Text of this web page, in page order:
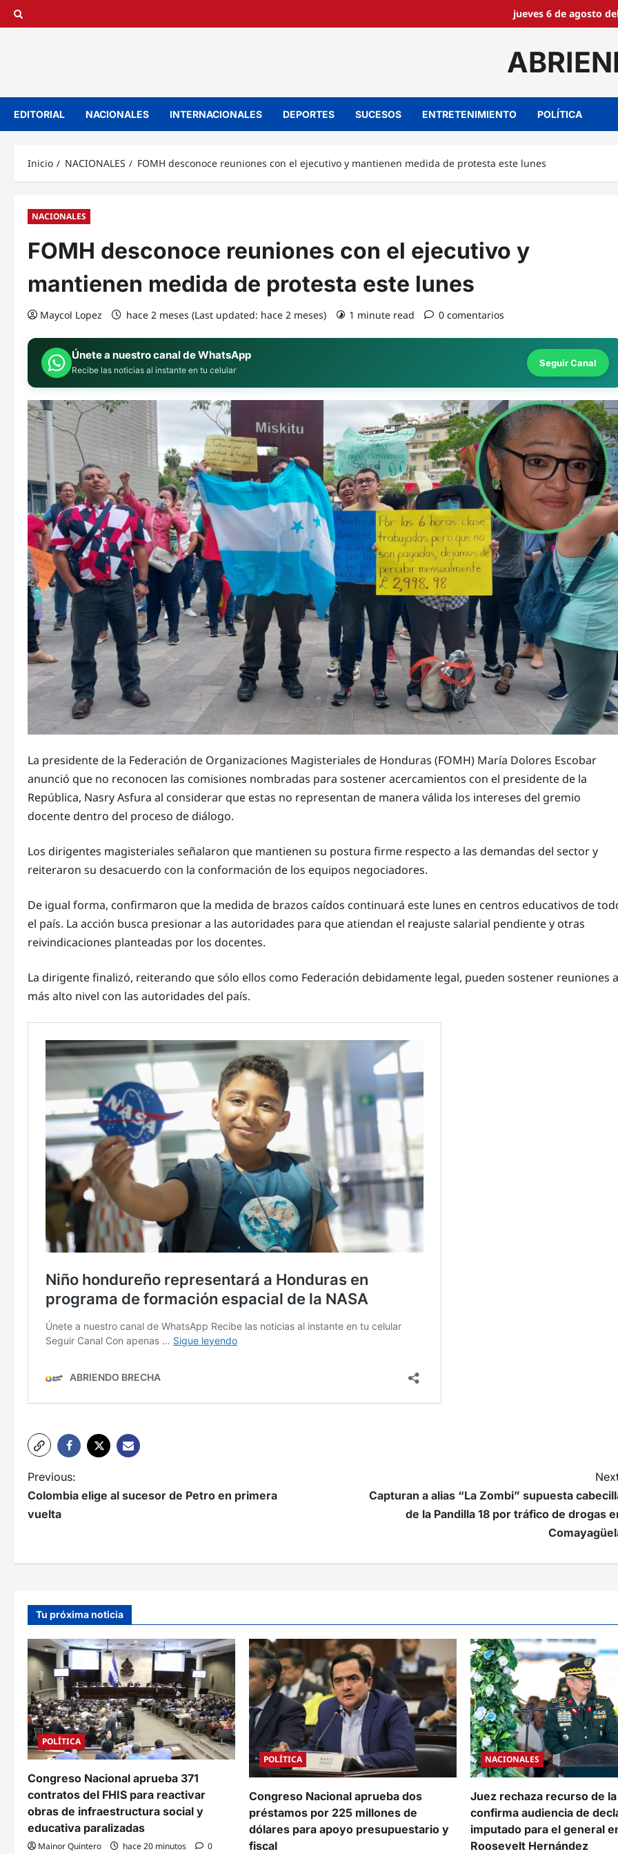
Saltar
jueves 6 de agosto
EDITORIAL NACIONALES INTERNACIONALES DEPORTES SUCESOS ENTRETENIMIENTO POLÍTICA
Inicio NACIONALES FOMH desconoce reuniones con el ejecutivo y mantienen medida de protesta este lunes
NACIONALES
FOMH desconoce reuniones con el ejecutivo y
mantienen medida de protesta este lunes
Maycol Lopez hace 2 meses (Last updated: hace 2 meses) 1 minute read 0 comentarios
Únete a nuestro canal de WhatsApp
Recibe las noticias al instante en tu celular
Seguir Canal
La presidente de la Federación de Organizaciones Magisteriales de Honduras (FOMH) María Dolores Escobar
anunció que no reconocen las comisiones nombradas para sostener acercamientos con el presidente de la
República, Nasry Asfura al considerar que estas no representan de manera válida los intereses del gremio
docente dentro del proceso de diálogo.
Los dirigentes magisteriales señalaron que mantienen su postura firme respecto a las demandas del sector y
reiteraron su desacuerdo con la conformación de los equipos negociadores.
De igual forma, confirmaron que la medida de brazos caídos continuará este lunes en centros educativos de
el país. La acción busca presionar a las autoridades para que atiendan el reajuste salarial pendiente y otras
reivindicaciones planteadas por los docentes.
La dirigente finalizó, reiterando que sólo ellos como Federación debidamente legal, pueden sostener reuniones
más alto nivel con las autoridades del país.
N
a
a
c
i
ó
n
d
e
e
n
t
Previous:
Colombia elige al sucesor de Petro en primera
vuelta
Capturan a alias “La Zombi” supuesta
de la Pandilla 18 por tráfico de drogas
Tu próxima noticia
POLÍTICA
Congreso Nacional aprueba 371
contratos del FHIS para reactivar
obras de infraestructura social y
educativa paralizadas
Mainor Quintero hace 20 minutos 0
POLÍTICA
Congreso Nacional aprueba dos
préstamos por 225 millones de
dólares para apoyo presupuestario y
fiscal
NACIONALES
Juez rechaza recurso de
confirma audiencia de
imputado para el general
Roosevelt Hernández